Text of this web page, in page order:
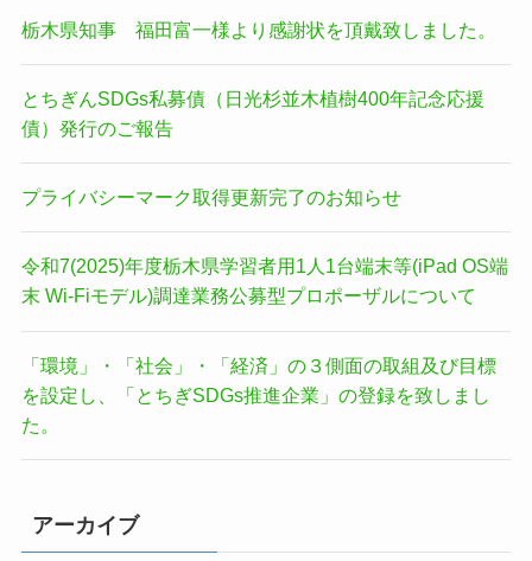
栃木県知事 福田富一様より感謝状を頂戴致しました。
とちぎんSDGs私募債（日光杉並木植樹400年記念応援
債）発行のご報告
プライバシーマーク取得更新完了のお知らせ
令和7(2025)年度栃木県学習者用1人1台端末等(iPad OS端
末 Wi-Fiモデル)調達業務公募型プロポーザルについて
「環境」・「社会」・「経済」の３側面の取組及び目標
を設定し、「とちぎSDGs推進企業」の登録を致しまし
た。
アーカイブ